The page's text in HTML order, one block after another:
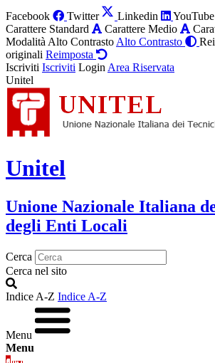
Facebook Twitter Linkedin YouTube
Carattere Standard
Carattere Medio
Modalità Alto Contrasto Alto Contrasto
originali Reimposta
Iscriviti Iscriviti Login Area Riservata
Unitel
Unitel
Unione Nazionale Italiana
degli Enti Locali
Cerca
Cerca nel sito
Indice A-Z Indice A-Z
Menu
Menu